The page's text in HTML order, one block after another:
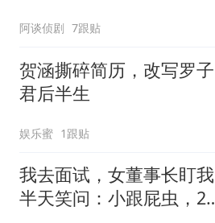
阿谈侦剧 7跟贴
贺涵撕碎简历，改写罗子
君后半生
娱乐蜜 1跟贴
我去面试，女董事长盯我
半天笑问：小跟屁虫，20